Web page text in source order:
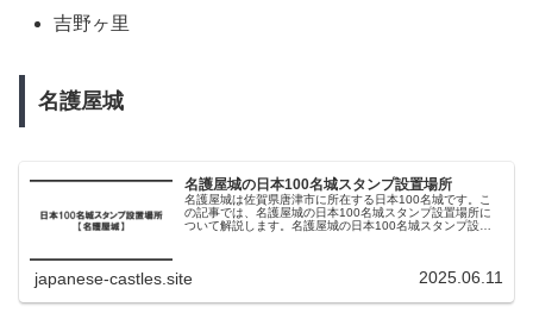
吉野ヶ里
名護屋城
名護屋城の日本100名城スタンプ設置場所
名護屋城は佐賀県唐津市に所在する日本100名城です。こ
の記事では、名護屋城の日本100名城スタンプ設置場所に
ついて解説します。名護屋城の日本100名城スタンプ設置
japanese-castles.site 2025.06.11